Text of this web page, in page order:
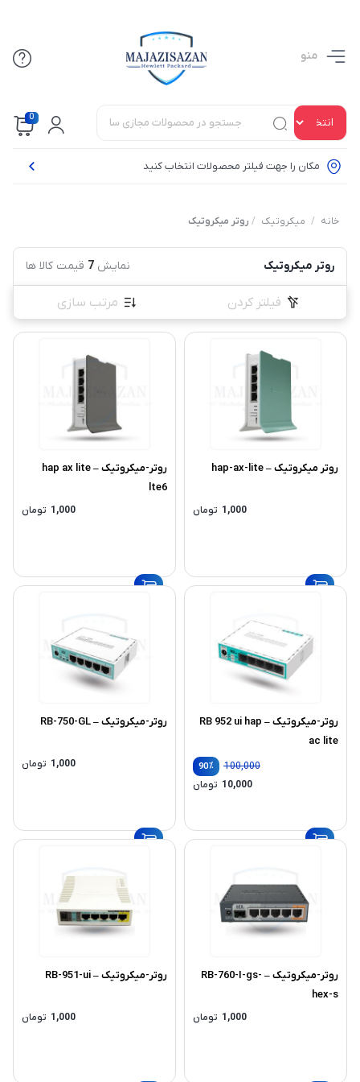
منو
0
مکان را جهت فیلتر محصولات انتخاب کنید
خانه / میکروتیک / روتر میکروتیک
روتر میکروتیک نمایش 7 قیمت کالا ها
فیلتر کردن مرتب سازی
روتر میکروتیک – hap-ax-lite
1,000 تومان
روتر-میکروتیک – hap ax lite
lte6
1,000 تومان
روتر-میکروتیک – RB 952 ui hap
ac lite
٪90 100,000
بود.
10,000 تومان
10,000 تومان.
روتر-میکروتیک – RB-750-GL
1,000 تومان
روتر-میکروتیک – RB-760-I-gs-
hex-s
1,000 تومان
روتر-میکروتیک – RB-951-ui
1,000 تومان